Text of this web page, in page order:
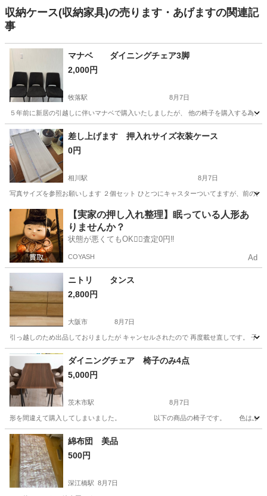
収納ケース(収納家具)の売ります・あげますの関連記
事
マナベ ダイニングチェア3脚
2,000円
牧落駅 8月7日
５年前に新居の引越しに伴いマナベで購入いたしましたが、 他の椅子を購入する為
大阪 箕面市 牧落駅 椅子
差し上げます 押入れサイズ衣装ケース
0円
相川駅 8月7日
写真サイズを参照お願いします ２個セット ひとつにキャスターついてますが、前のひ
大阪 大阪市 相川駅 収納家具
【実家の押し入れ整理】眠っている人形あ
りませんか？
状態が悪くてもOK🙆‍♀️査定0円‼️
COYASH Ad
ニトリ タンス
2,800円
大阪市 8月7日
引っ越しのため出品しておりましたが キャンセルされたので 再度載せ直しです。 子
大阪 大阪市 収納家具
ダイニングチェア 椅子のみ4点
5,000円
茨木市駅 8月7日
形を間違えて購入してしまいました。 以下の商品の椅子です。 色はぶら
大阪 大阪市 茨木市駅 椅子
綿布団 美品
500円
深江橋駅 8月7日